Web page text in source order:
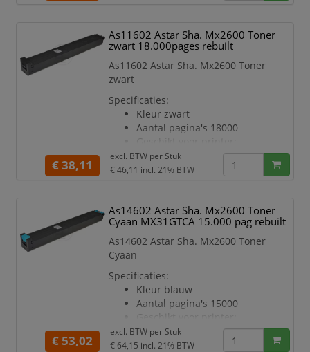
As11602 Astar Sha. Mx2600 Toner
zwart 18.000pages rebuilt
As11602 Astar Sha. Mx2600 Toner
zwart
Specificaties:
Kleur zwart
Aantal pagina's 18000
Geschikt voor printer:
SHARP Multi-Function
Printer MX 2301
SHARP Multi-Function
Printer MX 2600
SHARP Multi-Function
Printer MX 3100
SHARP Multi-Function
Printer MX 3100 N
€ 38,11
excl. BTW per Stuk
€ 46,11 incl. 21% BTW
As14602 Astar Sha. Mx2600 Toner
Cyaan MX31GTCA 15.000 pag rebuilt
As14602 Astar Sha. Mx2600 Toner
Cyaan
Specificaties:
Kleur blauw
Aantal pagina's 15000
Geschikt voor printer:
SHARP Multi-Function
Printer MX 2301
€ 53,02
excl. BTW per Stuk
€ 64,15 incl. 21% BTW